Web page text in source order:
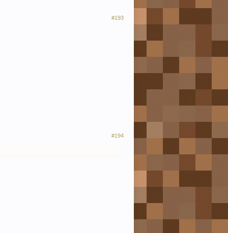
#193
#194